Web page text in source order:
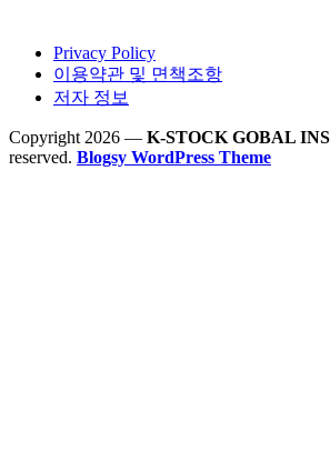
Privacy Policy
이용약관 및 면책조항
저자 정보
Copyright 2026 — K-STOCK GOBAL
reserved. Blogsy WordPress Theme